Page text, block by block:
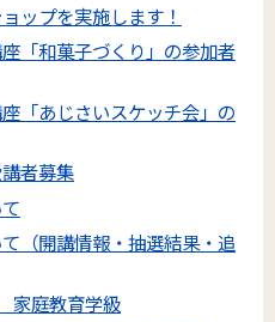
ップを実施します！
「和菓子づくり」の参加者
「あじさいスケッチ会」の
者募集
（開講情報・抽選結果・追
家庭教育学級